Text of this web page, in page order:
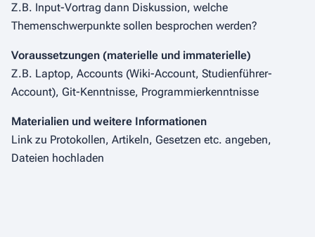
Z.B. Input-Vortrag dann Diskussion, welche
Themenschwerpunkte sollen besprochen werden?
Voraussetzungen (materielle und immaterielle)
Z.B. Laptop, Accounts (Wiki-Account, Studienführer-
Account), Git-Kenntnisse, Programmierkenntnisse
Materialien und weitere Informationen
Link zu Protokollen, Artikeln, Gesetzen etc. angeben,
Dateien hochladen